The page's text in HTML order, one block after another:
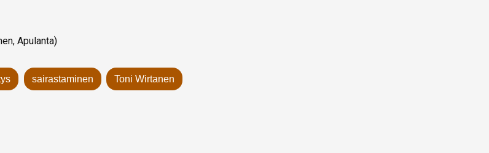
Apulanta)
sairastaminen Toni Wirtanen